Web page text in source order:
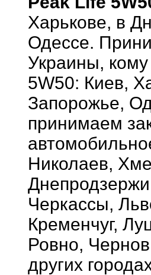
Харькове, в
Одессе.
Украины,
5W50: Киев,
Запорожье,
принимаем
Николаев,
Черкассы,
Кременчуг,
Ровно,
других